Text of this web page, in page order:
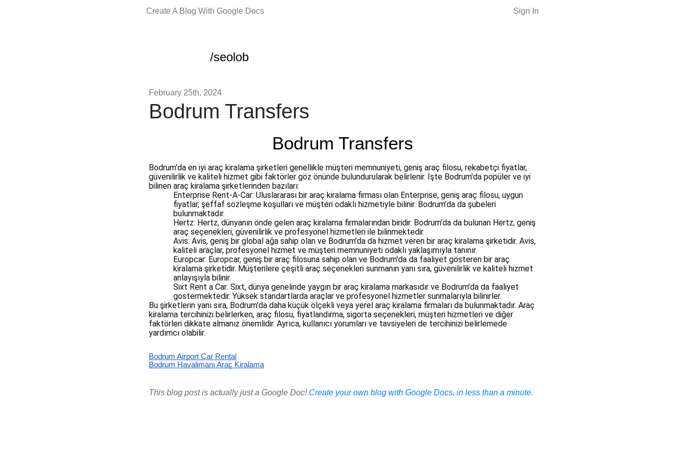
Create A Blog With Google Docs Sign In
/seolob
February 25th, 2024
Bodrum Transfers
Bodrum Transfers
Bodrum'da en iyi araç kiralama şirketleri genellikle müşteri memnuniyeti, geniş araç filosu, rekabetçi fiyatlar,
güvenilirlik ve kaliteli hizmet gibi faktörler göz önünde bulundurularak belirlenir. İşte Bodrum'da popüler ve iyi
bilinen araç kiralama şirketlerinden bazıları:
Enterprise Rent-A-Car: Uluslararası bir araç kiralama firması olan Enterprise, geniş araç filosu, uygun
fiyatlar, şeffaf sözleşme koşulları ve müşteri odaklı hizmetiyle bilinir. Bodrum'da da şubeleri
bulunmaktadır.
Hertz: Hertz, dünyanın önde gelen araç kiralama firmalarından biridir. Bodrum'da da bulunan Hertz, geniş
araç seçenekleri, güvenilirlik ve profesyonel hizmetleri ile bilinmektedir.
Avis: Avis, geniş bir global ağa sahip olan ve Bodrum'da da hizmet veren bir araç kiralama şirketidir. Avis,
kaliteli araçlar, profesyonel hizmet ve müşteri memnuniyeti odaklı yaklaşımıyla tanınır.
Europcar: Europcar, geniş bir araç filosuna sahip olan ve Bodrum'da da faaliyet gösteren bir araç
kiralama şirketidir. Müşterilere çeşitli araç seçenekleri sunmanın yanı sıra, güvenilirlik ve kaliteli hizmet
anlayışıyla bilinir.
Sixt Rent a Car: Sixt, dünya genelinde yaygın bir araç kiralama markasıdır ve Bodrum'da da faaliyet
göstermektedir. Yüksek standartlarda araçlar ve profesyonel hizmetler sunmalarıyla bilinirler.
Bu şirketlerin yanı sıra, Bodrum'da daha küçük ölçekli veya yerel araç kiralama firmaları da bulunmaktadır. Araç
kiralama tercihinizi belirlerken, araç filosu, fiyatlandırma, sigorta seçenekleri, müşteri hizmetleri ve diğer
faktörleri dikkate almanız önemlidir. Ayrıca, kullanıcı yorumları ve tavsiyeleri de tercihinizi belirlemede
yardımcı olabilir.
Bodrum Airport Car Rental
Bodrum Havalimanı Araç Kiralama
This blog post is actually just a Google Doc! Create your own blog with Google Docs, in less than a minute.